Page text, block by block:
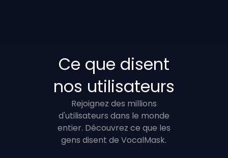
Ce que disent
nos utilisateurs
Rejoignez des millions
d'utilisateurs dans le monde
entier. Découvrez ce que les
gens disent de VocalMask.